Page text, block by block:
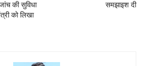
की सुविधा
को लिखा
समझाइश दी